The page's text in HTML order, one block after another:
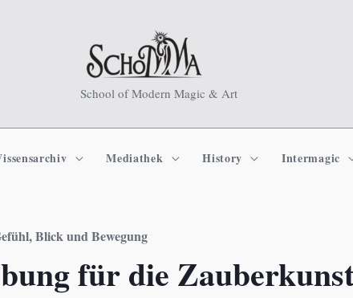
School of Modern Magic & Art
Mediathek History Intermagic
Blick und Bewegung
für die